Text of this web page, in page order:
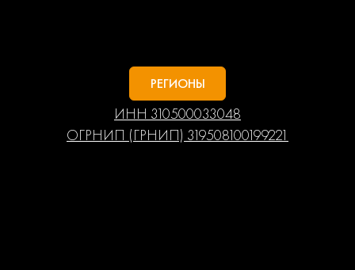
РЕГИОНЫ
ИНН 310500033048
ОГРНИП (ГРНИП) 319508100199221